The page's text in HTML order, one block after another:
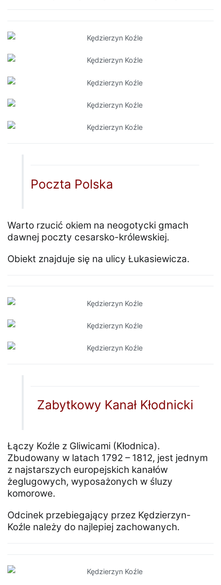
Poczta Polska
Warto rzucić okiem na neogotycki gmach
dawnej poczty cesarsko-królewskiej.
Obiekt znajduje się na ulicy Łukasiewicza.
Zabytkowy Kanał Kłodnicki
Łączy Koźle z Gliwicami (Kłodnica).
Zbudowany w latach 1792 – 1812, jest jednym
z najstarszych europejskich kanałów
żeglugowych, wyposażonych w śluzy
komorowe.
Odcinek przebiegający przez Kędzierzyn-
Koźle należy do najlepiej zachowanych.